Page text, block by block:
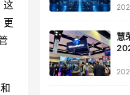
这
更
做
慧
存